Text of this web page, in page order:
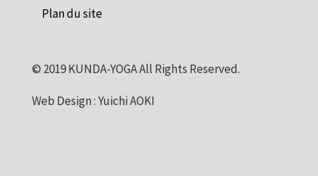
Plan du site
© 2019KUNDA-YOGA All Rights Reserved.
Web Design : Yuichi AOKI